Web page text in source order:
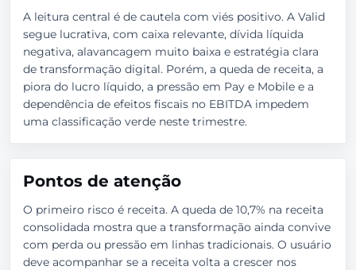
A leitura central é de cautela com viés positivo. A Valid
segue lucrativa, com caixa relevante, dívida líquida
negativa, alavancagem muito baixa e estratégia clara
de transformação digital. Porém, a queda de receita, a
piora do lucro líquido, a pressão em Pay e Mobile e a
dependência de efeitos fiscais no EBITDA impedem
uma classificação verde neste trimestre.
Pontos de atenção
O primeiro risco é receita. A queda de 10,7% na receita
consolidada mostra que a transformação ainda convive
com perda ou pressão em linhas tradicionais. O usuário
deve acompanhar se a receita volta a crescer nos